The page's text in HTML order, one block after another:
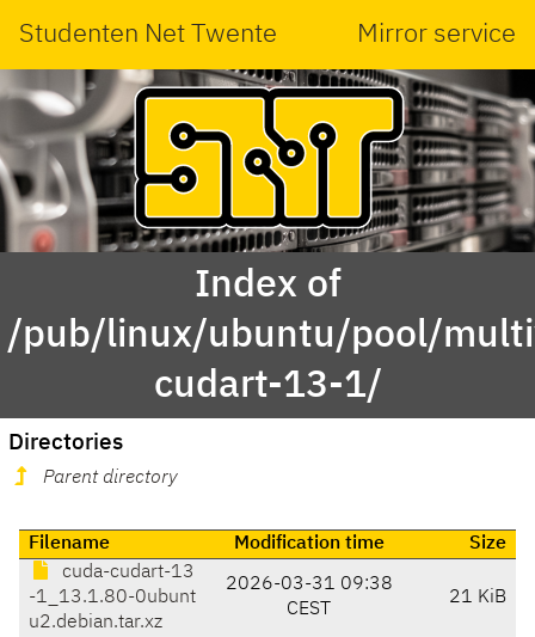
Studenten Net Twente Mirror service
Index of
/pub/linux/ubuntu/pool/
cudart-13-1/
Directories
Parent directory
Filename Modification time
Size
cuda-cudart-13
-1_13.1.80-0ubunt
u2.debian.tar.xz
2026-03-31 09:38
CEST
21 KiB